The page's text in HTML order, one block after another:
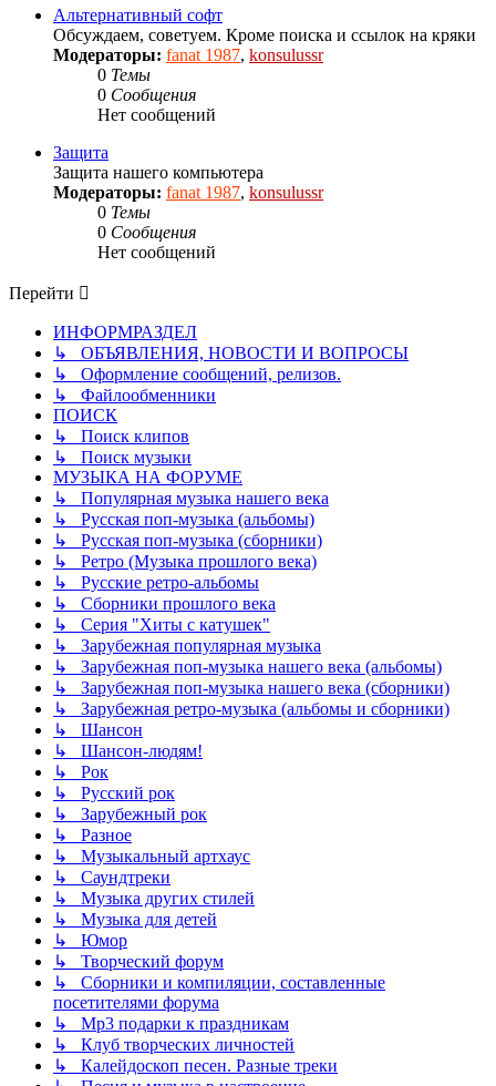
Альтернативный софт
Обсуждаем, советуем. Кроме поиска и ссылок на кряки
Модераторы: fanat 1987, konsulussr
0 Темы
0 Сообщения
Нет сообщений
Защита
Защита нашего компьютера
Модераторы: fanat 1987, konsulussr
0 Темы
0 Сообщения
Нет сообщений
Перейти
ИНФОРМРАЗДЕЛ
↳ ОБЪЯВЛЕНИЯ, НОВОСТИ И ВОПРОСЫ
↳ Оформление сообщений, релизов.
↳ Файлообменники
ПОИСК
↳ Поиск клипов
↳ Поиск музыки
МУЗЫКА НА ФОРУМЕ
↳ Популярная музыка нашего века
↳ Русская поп-музыка (альбомы)
↳ Русская поп-музыка (сборники)
↳ Ретро (Музыка прошлого века)
↳ Русские ретро-альбомы
↳ Сборники прошлого века
↳ Серия "Хиты с катушек"
↳ Зарубежная популярная музыка
↳ Зарубежная поп-музыка нашего века (альбомы)
↳ Зарубежная поп-музыка нашего века (сборники)
↳ Зарубежная ретро-музыка (альбомы и сборники)
↳ Шансон
↳ Шансон-людям!
↳ Рок
↳ Русский рок
↳ Зарубежный рок
↳ Разное
↳ Музыкальный артхаус
↳ Саундтреки
↳ Музыка других стилей
↳ Музыка для детей
↳ Юмор
↳ Творческий форум
↳ Сборники и компиляции, составленные
посетителями форума
↳ Mp3 подарки к праздникам
↳ Клуб творческих личностей
↳ Калейдоскоп песен. Разные треки